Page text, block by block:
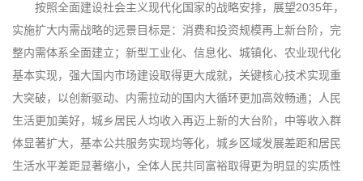
按照全面建设社会主义现代化国家的战略安排，展望2035年，
实施扩大内需战略的远景目标是：消费和投资规模再上新台阶，完
整内需体系全面建立；新型工业化、信息化、城镇化、农业现代化
基本实现，强大国内市场建设取得更大成就，关键核心技术实现重
大突破，以创新驱动、内需拉动的国内大循环更加高效畅通；人民
生活更加美好，城乡居民人均收入再迈上新的大台阶，中等收入群
体显著扩大，基本公共服务实现均等化，城乡区域发展差距和居民
生活水平差距显著缩小，全体人民共同富裕取得更为明显的实质性